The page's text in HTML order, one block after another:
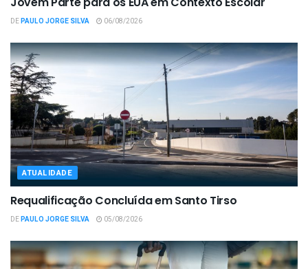
DEPAULO JORGE SILVA 06/08/2026
ATUALIDADE
Requalificação Concluída em Santo Tirso
DEPAULO JORGE SILVA 05/08/2026